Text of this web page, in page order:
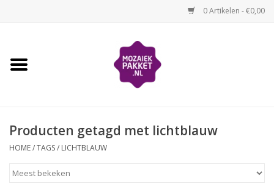
0 Artikelen - €0,00
Home
Volwassenen
Producten getagd met lichtblauw
HOME/TAGS/ LICHTBLAUW